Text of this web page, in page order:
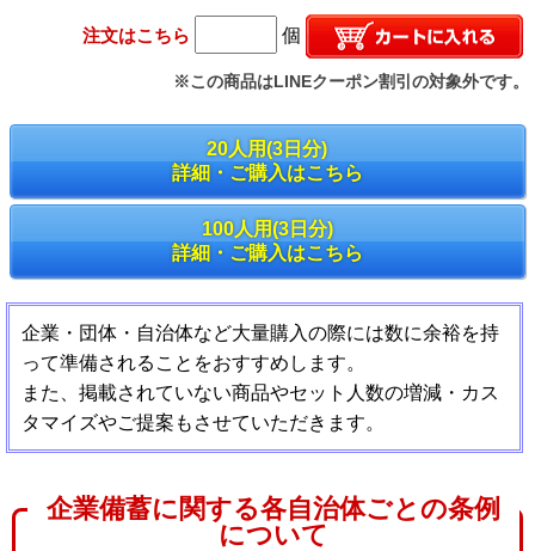
注文はこちら 個
※この商品はLINEクーポン割引の対象外です。
20人用(3日分)
詳細・ご購入はこちら
100人用(3日分)
詳細・ご購入はこちら
企業・団体・自治体など大量購入の際には数に余裕を持
って準備されることをおすすめします。
また、掲載されていない商品やセット人数の増減・カス
タマイズやご提案もさせていただきます。
企業備蓄に関する各自治体ごとの条例
について